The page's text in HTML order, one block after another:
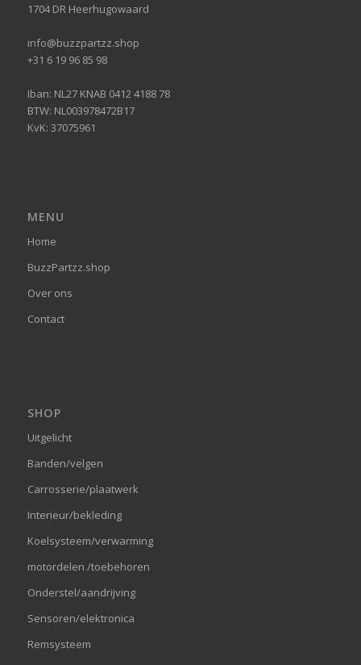
1704 DR Heerhugowaard
info@buzzpartzz.shop
+31 6 19 96 85 98
Iban: NL27 KNAB 0412 4188 78
BTW: NL003978472B17
KvK: 37075961
MENU
Home
BuzzPartzz.shop
Over ons
Contact
SHOP
Uitgelicht
Banden/velgen
Carrosserie/plaatwerk
Interieur/bekleding
Koelsysteem/verwarming
motordelen /toebehoren
Onderstel/aandrijving
Sensoren/elektronica
Remsysteem